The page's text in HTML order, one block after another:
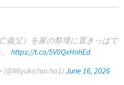
義父）を家の祭壇に置きっぱで
https://t.co/5V0QxHnhEd
June 16, 2026